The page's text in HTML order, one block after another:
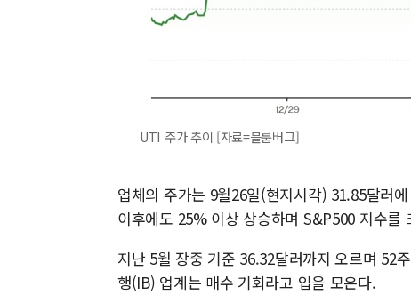
UTI 주가 추이 [자료=블룸버그]
업체의 주가는 9월26일(현지시각) 31.85달러
이후에도 25% 이상 상승하며 S&P500 지수를
지난 5월 장중 기준 36.32달러까지 오르며 52
행(IB) 업계는 매수 기회라고 입을 모은다.